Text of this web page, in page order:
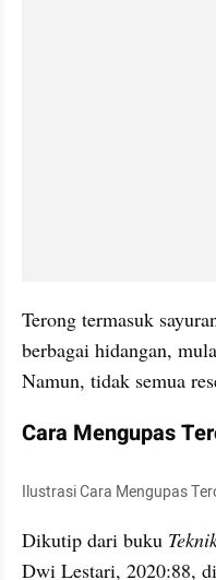
Terong termasuk
berbagai hidangan,
Namun, tidak semua
Cara Mengupas
Ilustrasi Cara Mengupas
Dikutip dari buku
Dwi Lestari, 2020:88,